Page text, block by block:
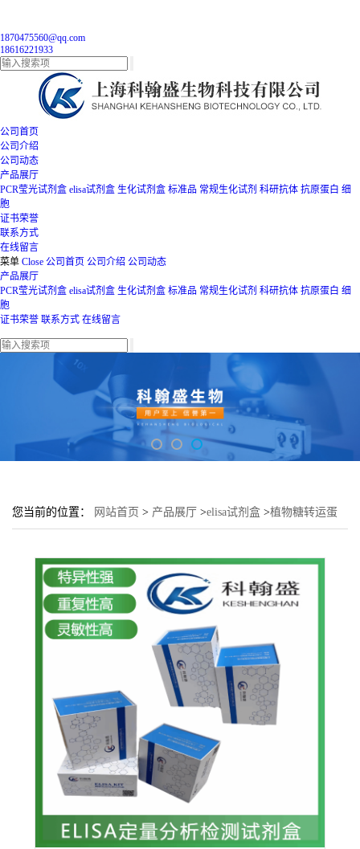
1870475560@qq.com
18616221933
公司首页
公司介绍
公司动态
产品展厅
PCR莹光试剂盒 elisa试剂盒 生化试剂盒 标准品 常规生化试剂 科研抗体 抗原蛋白 细
胞
证书荣誉
联系方式
在线留言
菜单 Close 公司首页 公司介绍 公司动态
产品展厅
PCR莹光试剂盒 elisa试剂盒 生化试剂盒 标准品 常规生化试剂 科研抗体 抗原蛋白 细
胞
证书荣誉 联系方式 在线留言
您当前的位置： 网站首页 > 产品展厅 >elisa试剂盒 >植物糖转运蛋